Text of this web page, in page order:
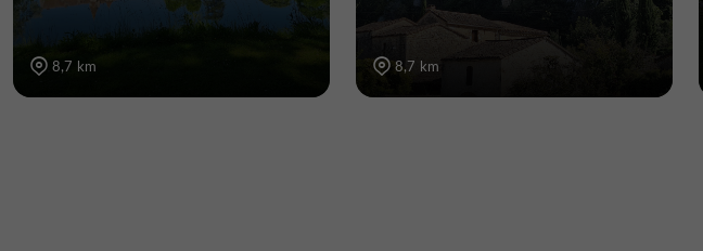
8,7 km 8,7 km